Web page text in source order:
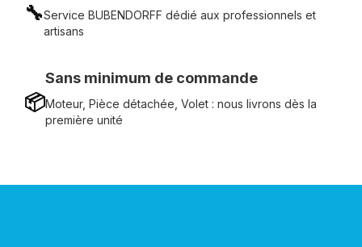
🔧Service BUBENDORFF dédié aux professionnels et
artisans
📦
Sans minimum de commande
Moteur, Pièce détachée, Volet : nous livrons dès la
première unité